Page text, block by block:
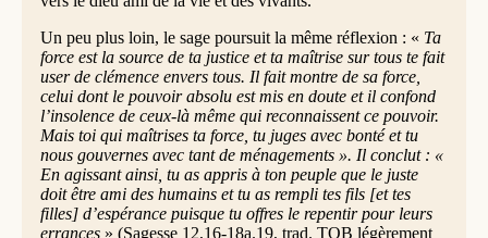
Un peu plus loin, le sage poursuit la même réflexion : « Ta
force est la source de ta justice et ta maîtrise sur tous te fait
user de clémence envers tous. Il fait montre de sa force,
celui dont le pouvoir absolu est mis en doute et il confond
l’insolence de ceux-là même qui reconnaissent ce pouvoir.
Mais toi qui maîtrises ta force, tu juges avec bonté et tu
nous gouvernes avec tant de ménagements ». Il conclut : «
En agissant ainsi, tu as appris à ton peuple que le juste
doit être ami des humains et tu as rempli tes fils [et tes
filles] d’espérance puisque tu offres le repentir pour leurs
errances » (Sagesse 12,16-18a.19, trad. TOB légèrement